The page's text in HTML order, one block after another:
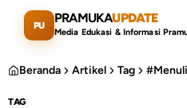
Lewati ke konten utama
PU PRAMUKAUPDATE
Media Edukasi & Informasi
Beranda Artikel Tag
TAG